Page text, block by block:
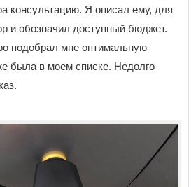
консультацию. Я описал ему, для
и обозначил доступный бюджет.
подобрал мне оптимальную
была в моем списке. Недолго